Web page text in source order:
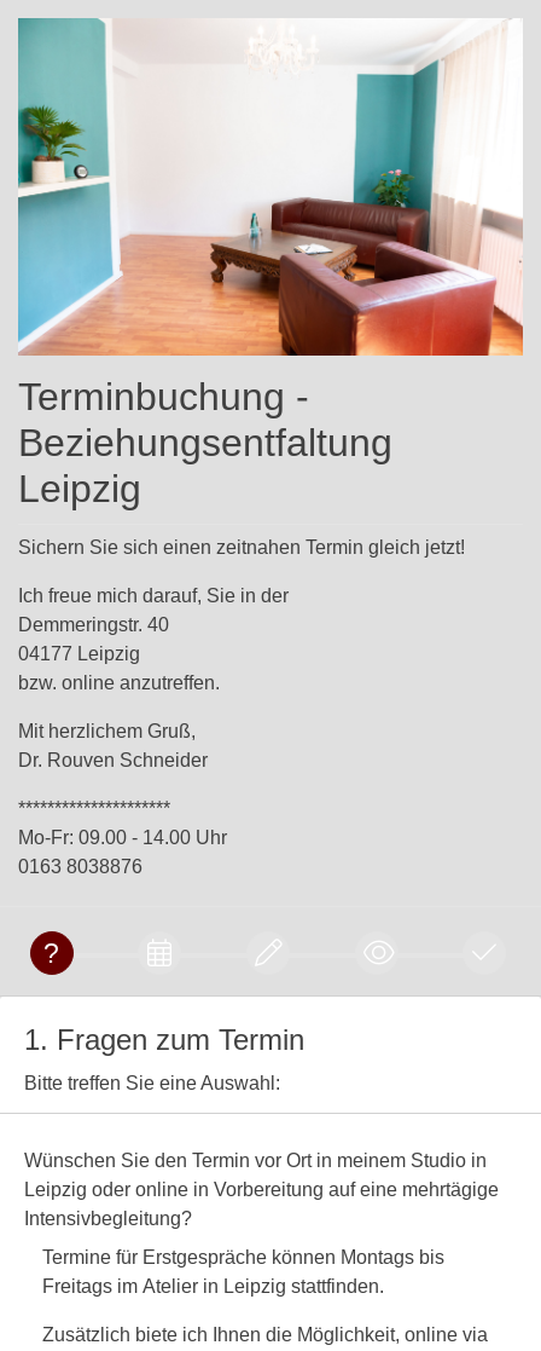
Terminbuchung -
Beziehungsentfaltung
Leipzig
Sichern Sie sich einen zeitnahen Termin gleich jetzt!
Ich freue mich darauf, Sie in der
Demmeringstr. 40
04177 Leipzig
bzw. online anzutreffen.
Mit herzlichem Gruß,
Dr. Rouven Schneider
*********************
Mo-Fr: 09.00 - 14.00 Uhr
0163 8038876
1. Fragen zum Termin
Bitte treffen Sie eine Auswahl:
Wünschen Sie den Termin vor Ort in meinem Studio in
Leipzig oder online in Vorbereitung auf eine mehrtägige
Intensivbegleitung?
Termine für Erstgespräche können Montags bis
Freitags im Atelier in Leipzig stattfinden.
Zusätzlich biete ich Ihnen die Möglichkeit, online via